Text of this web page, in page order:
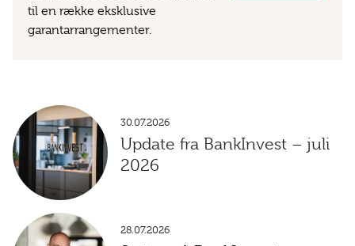
til en række eksklusive
garantarrangementer.
30.07.2026
Update fra BankInvest – juli
2026
28.07.2026